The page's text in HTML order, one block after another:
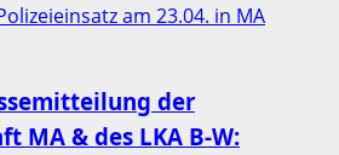
am 23.04. in MA
der
MA & des LKA B-W: